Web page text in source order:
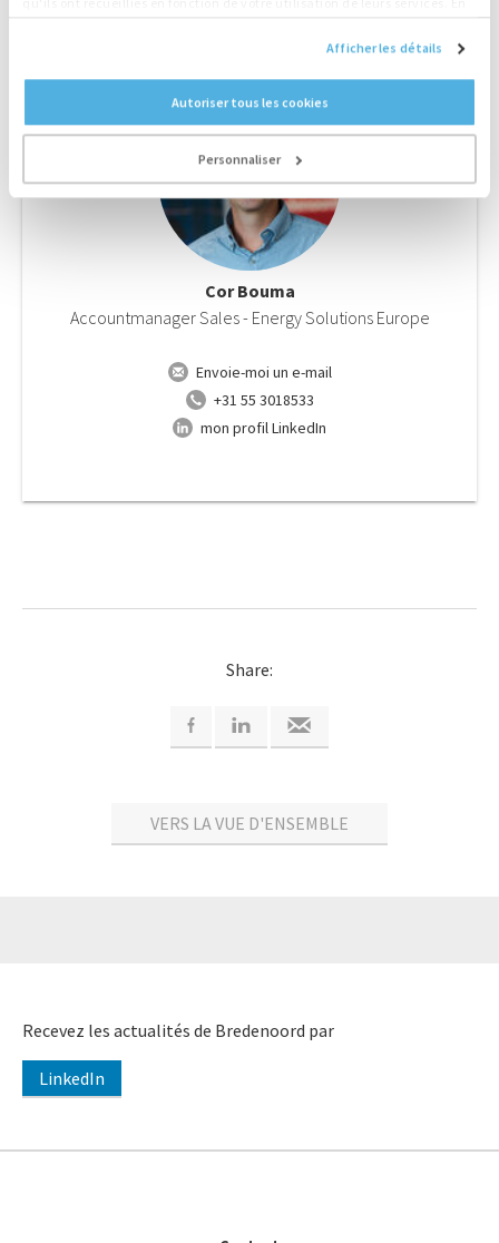
Afficher les détails
Autoriser tous les cookies
Personnaliser
Cor Bouma
Accountmanager Sales - Energy Solutions Europe
Envoie-moi un e-mail
+31 55 3018533
mon profil LinkedIn
Share:
VERS LA VUE D'ENSEMBLE
Recevez les actualités de Bredenoord par
LinkedIn